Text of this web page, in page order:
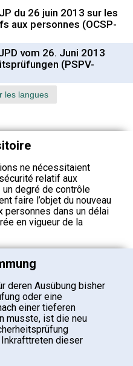
du 26 juin 2013 sur les
aux personnes (OCSP-
vom 26. Juni 2013
(PSPV-
les langues
ne nécessitaient
relatif aux
degré de contrôle
faire l’objet du nouveau
personnes dans un délai
en vigueur de la
deren Ausübung bisher
oder eine
einer tieferen
musste, ist die neu
dieser